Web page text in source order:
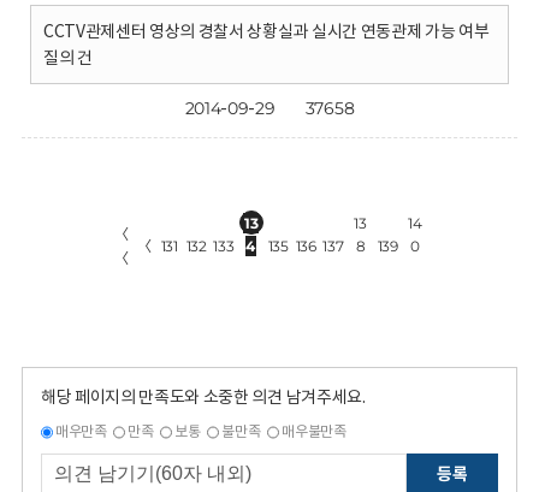
CCTV관제센터 영상의 경찰서 상황실과 실시간 연동관제 가능 여부
질의 건
2014-09-29 37658
〈
〈
〈 131 132 133
13
4
135 136 137
13
8
139
14
0
해당 페이지의 만족도와 소중한 의견 남겨주세요.
매우만족 만족 보통 불만족 매우불만족
등록